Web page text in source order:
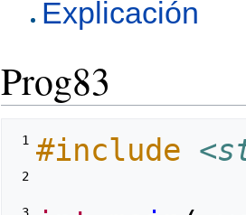
Explicación
Prog83
1 #include
2